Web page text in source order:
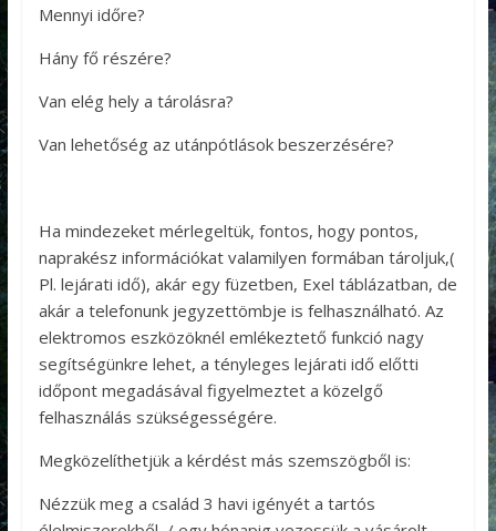
Mennyi időre?
Hány fő részére?
Van elég hely a tárolásra?
Van lehetőség az utánpótlások beszerzésére?
Ha mindezeket mérlegeltük, fontos, hogy pontos,
naprakész információkat valamilyen formában tároljuk,(
Pl. lejárati idő), akár egy füzetben, Exel táblázatban, de
akár a telefonunk jegyzettömbje is felhasználható. Az
elektromos eszközöknél emlékeztető funkció nagy
segítségünkre lehet, a tényleges lejárati idő előtti
időpont megadásával figyelmeztet a közelgő
felhasználás szükségességére.
Megközelíthetjük a kérdést más szemszögből is:
Nézzük meg a család 3 havi igényét a tartós